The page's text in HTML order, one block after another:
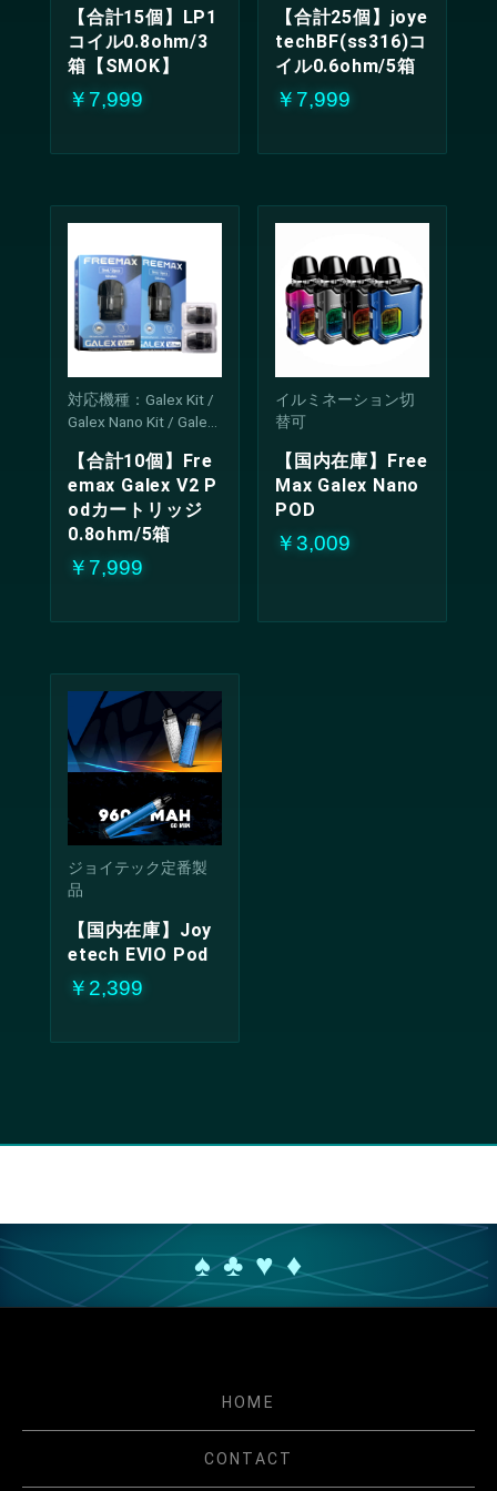
【合計15個】LP1
コイル0.8ohm/3
箱【SMOK】
￥7,999
【合計25個】joye
techBF(ss316)コ
イル0.6ohm/5箱
￥7,999
対応機種：Galex Kit /
Galex Nano Kit / Galex
Galex Nano 2 Kit / Gale
x Nano S
【合計10個】Fre
emax Galex V2 P
odカートリッジ
0.8ohm/5箱
￥7,999
イルミネーション切
替可
【国内在庫】Free
Max Galex Nano
POD
￥3,009
ジョイテック定番製
品
【国内在庫】Joy
etech EVIO Pod
￥2,399
♠ ♣ ♥ ♦
HOME
CONTACT